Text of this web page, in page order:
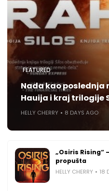
FEATURED
Nada kao poslednja
Hauija i kraj trilogije
HELLY CHERRY 8 DAYS AGO
„Osiris Rising“
propušta
HELLY CHERRY 18